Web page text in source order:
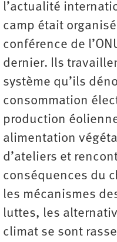
l’actualité
camp était
conférence de
dernier. Ils
système qu’ils
consommation
production
alimentation
d’ateliers et
conséquences du
les mécanismes
luttes, les
climat se sont